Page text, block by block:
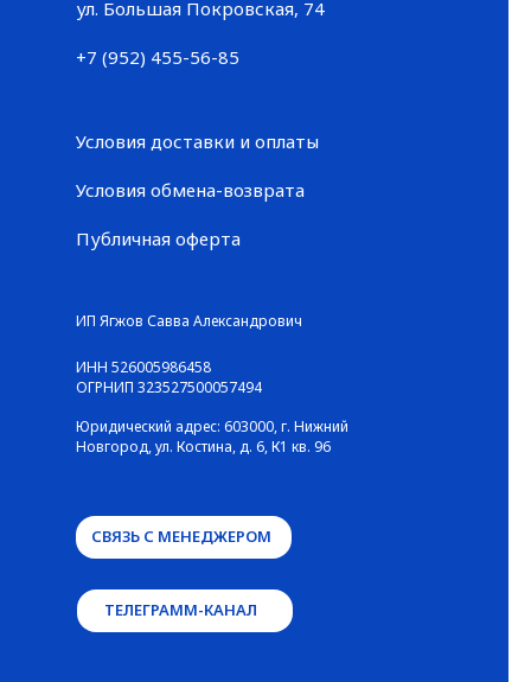
Большая Покровская, 74
+7 (952) 455-56-85
ул. Большая Покровская, 74
+7 (952) 455-56-85
Условия доставки и оплаты
Условия обмена-возврата
Публичная оферта
СВЯЗЬ С МЕНЕДЖЕРОМ
ТЕЛЕГРАММ-КАНАЛ
ИП Ягжов Савва Александрович
ИНН 526005986458
ОГРНИП 323527500057494
Юридический адрес: 603000, г. Нижний
Новгород, ул. Костина, д. 6, К1 кв. 96